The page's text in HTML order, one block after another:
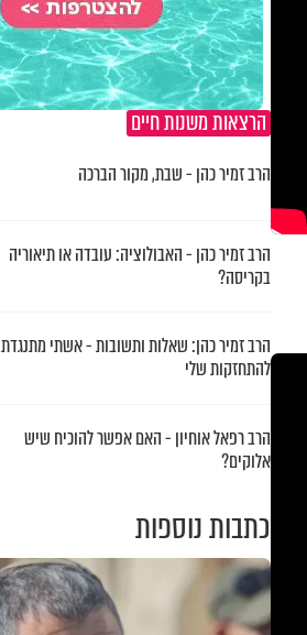
הרצאות משנות חיים
הרב זמיר כהן - שבת, מקור הברכה
הרב זמיר כהן - האבולוציה: עובדה או תיאוריה
בקריסה?
הרב זמיר כהן: שאלות ותשובות - אשתי מתנגדת
להתחזקות שלי
הרב רפאל אוחיון - האם אפשר להוכיח שיש
אלוקים?
כתבות נוספות